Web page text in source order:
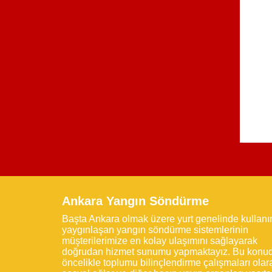
Ankara Yangın Söndürme
Başta Ankara olmak üzere yurt genelinde
yaygınlaşan yangın söndürme sistemlerinin
müşterilerimize en kolay ulaşımını sağlayarak
doğrudan hizmet sunumu yapmaktayız. Bu
öncelikle toplumu bilinçlendirme çalışmaları